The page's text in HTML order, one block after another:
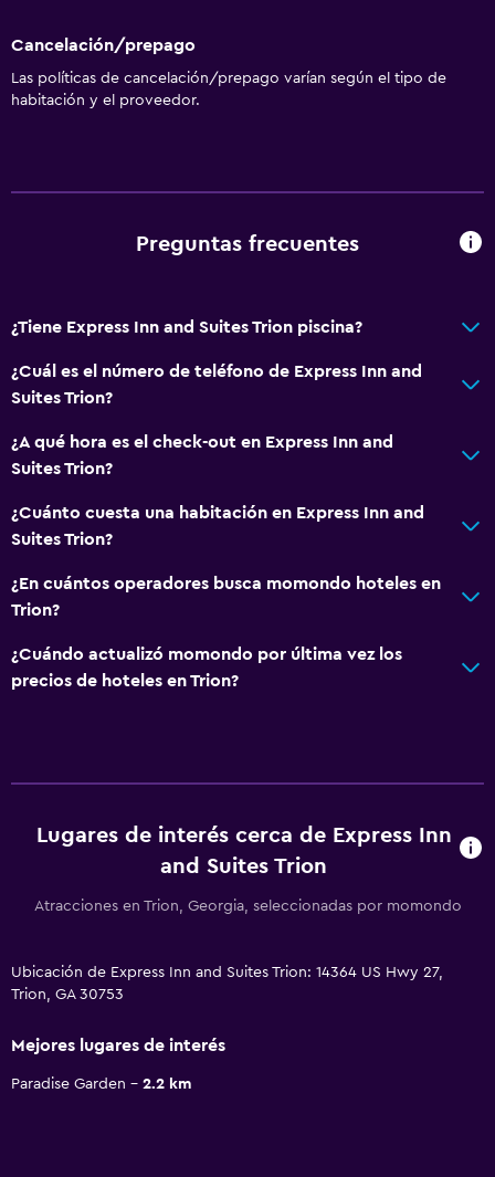
Cancelación/prepago
Las políticas de cancelación/prepago varían según el tipo de
habitación y el proveedor.
Preguntas frecuentes
¿Tiene Express Inn and Suites Trion piscina?
¿Cuál es el número de teléfono de Express Inn and
Suites Trion?
¿A qué hora es el check-out en Express Inn and
Suites Trion?
¿Cuánto cuesta una habitación en Express Inn and
Suites Trion?
¿En cuántos operadores busca momondo hoteles en
Trion?
¿Cuándo actualizó momondo por última vez los
precios de hoteles en Trion?
Lugares de interés cerca de Express Inn
and Suites Trion
Atracciones en Trion, Georgia, seleccionadas por momondo
Ubicación de Express Inn and Suites Trion: 14364 US Hwy 27,
Trion, GA 30753
Mejores lugares de interés
Paradise Garden 2.2 km